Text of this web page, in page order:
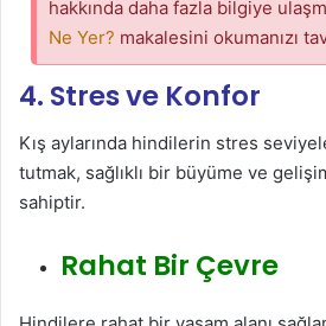
hakkında daha fazla bilgiye
Ne Yer? makalesini okumanızı
4. Stres ve Konfor
Kış aylarında hindilerin stres
tutmak, sağlıklı bir büyüme ve
sahiptir.
Rahat Bir Çevre